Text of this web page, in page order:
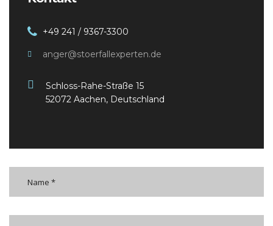
+49 241 / 9367-3300
anger@stoerfallexperten.de
Schloss-Rahe-Straße 15
52072 Aachen, Deutschland